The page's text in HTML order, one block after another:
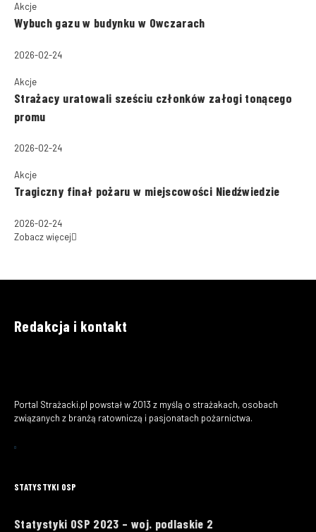
Akcje
Wybuch gazu w budynku w Owczarach
2026-02-24
Akcje
Strażacy uratowali sześciu członków załogi tonącego
promu
2026-02-24
Akcje
Tragiczny finał pożaru w miejscowości Niedźwiedzie
2026-02-24
Zobacz więcej
Redakcja i kontakt
Portal Strażacki.pl powstał w 2013 z myślą o strażakach, osobach
związanych z branżą ratowniczą i pasjonatach pożarnictwa.
STATYSTYKI OSP
Statystyki OSP 2023 – woj. podlaskie 2